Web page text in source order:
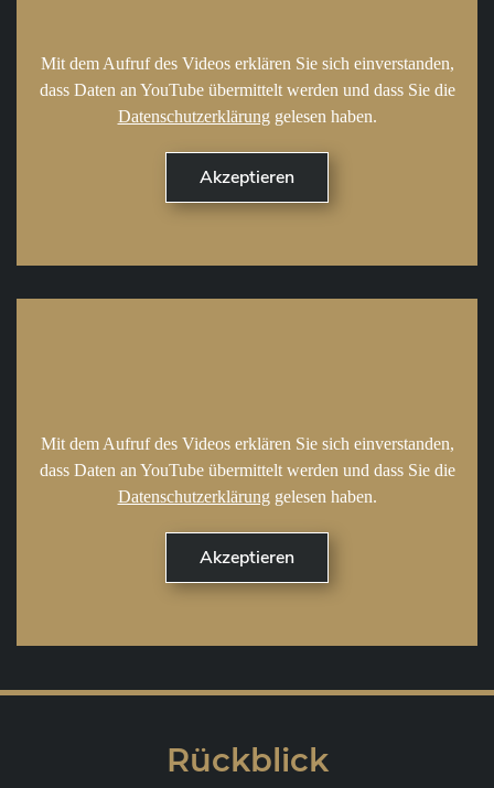
Mit dem Aufruf des Videos erklären Sie sich einverstanden,
dass Daten an YouTube übermittelt werden und dass Sie die
Datenschutzerklärung gelesen haben.
Mit dem Aufruf des Videos erklären Sie sich einverstanden,
dass Daten an YouTube übermittelt werden und dass Sie die
Datenschutzerklärung gelesen haben.
Rückblick